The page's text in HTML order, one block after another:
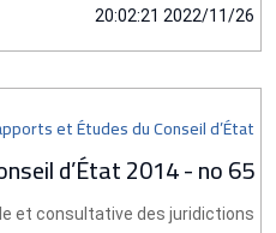
2022/11/26 20:02:21
et Études du Conseil d’État
d’État 2014 - no 65
et consultative des juridictions